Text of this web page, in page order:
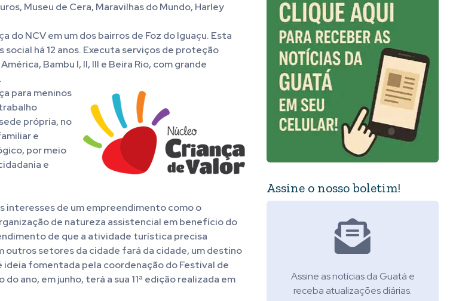
Museu de Cera, Maravilhas do Mundo, Harley
do NCV em um dos bairros de Foz do Iguaçu. Esta
há 12 anos. Executa serviços de proteção
Bambu I, II, III e Beira Rio, com grande
para meninos
própria, no
e
por meio
e
interesses de um empreendimento como o
de natureza assistencial em benefício do
de que a atividade turística precisa
outros setores da cidade fará da cidade, um destino
ideia fomentada pela coordenação do Festival de
ano, em junho, terá a sua 11ª edição realizada em
Assine o nosso boletim!
Assine as notícias da Guatá e
receba atualizações diárias.